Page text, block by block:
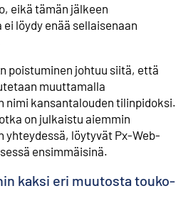
eikä tämän jälkeen
löydy enää sellaisenaan
poistuminen johtuu siitä, että
muuttamalla
nimi kansantalouden tilinpidoksi.
on julkaistu aiemmin
yhteydessä, löytyvät Px-Web-
ensimmäisinä.
kaksi eri muutosta touko-